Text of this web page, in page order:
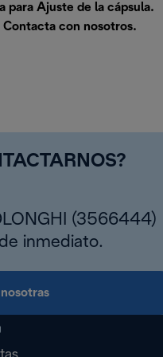
para Ajuste de la cápsula.
Contacta con nosotros.
(3566444)
inmediato.